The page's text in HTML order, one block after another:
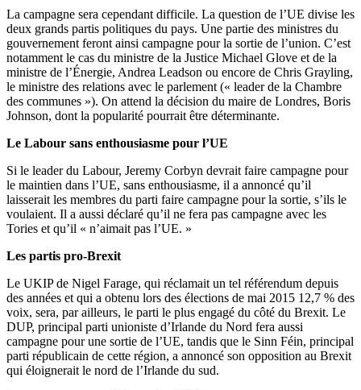
La campagne sera cependant difficile. La question de l’UE divise les
deux grands partis politiques du pays. Une partie des ministres du
gouvernement feront ainsi campagne pour la sortie de l’union. C’est
notamment le cas du ministre de la Justice Michael Glove et de la
ministre de l’Énergie, Andrea Leadson ou encore de Chris Grayling,
le ministre des relations avec le parlement (« leader de la Chambre
des communes »). On attend la décision du maire de Londres, Boris
Johnson, dont la popularité pourrait être déterminante.
Le Labour sans enthousiasme pour l’UE
Si le leader du Labour, Jeremy Corbyn devrait faire campagne pour
le maintien dans l’UE, sans enthousiasme, il a annoncé qu’il
laisserait les membres du parti faire campagne pour la sortie, s’ils le
voulaient. Il a aussi déclaré qu’il ne fera pas campagne avec les
Tories et qu’il « n’aimait pas l’UE. »
Les partis pro-Brexit
Le UKIP de Nigel Farage, qui réclamait un tel référendum depuis
des années et qui a obtenu lors des élections de mai 2015 12,7 % des
voix, sera, par ailleurs, le parti le plus engagé du côté du Brexit. Le
DUP, principal parti unioniste d’Irlande du Nord fera aussi
campagne pour une sortie de l’UE, tandis que le Sinn Féin, principal
parti républicain de cette région, a annoncé son opposition au Brexit
qui éloignerait le nord de l’Irlande du sud.